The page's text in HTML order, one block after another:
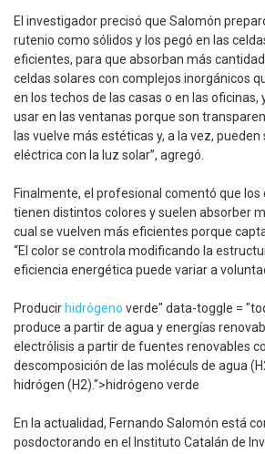
El investigador precisó que Salomón
rutenio como sólidos y los pegó en las
eficientes, para que absorban más cantidad
celdas solares con complejos inorgánicos
en los techos de las casas o en las oficinas,
usar en las ventanas porque son
las vuelve más estéticas y, a la vez,
eléctrica con la luz solar”, agregó.
Finalmente, el profesional comentó que
tienen distintos colores y suelen absorber
cual se vuelven más eficientes porque
“El color se controla modificando la
eficiencia energética puede variar a
Producir hidrógeno verde" data-toggle =
produce a partir de agua y energías
electrólisis a partir de fuentes renovables
descomposición de las moléculs de agua
hidrógen (H2).">hidrógeno verde
En la actualidad, Fernando Salomón está
posdoctorando en el Instituto Catalán de